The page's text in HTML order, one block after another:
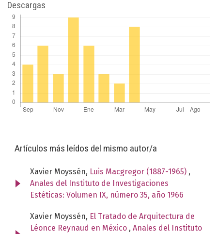
Descargas
Artículos más leídos del mismo autor/a
Xavier Moyssén, Luis Macgregor (1887-1965) ,
Anales del Instituto de Investigaciones
Estéticas: Volumen IX, número 35, año 1966
Xavier Moyssén, El Tratado de Arquitectura de
Léonce Reynaud en México , Anales del Instituto